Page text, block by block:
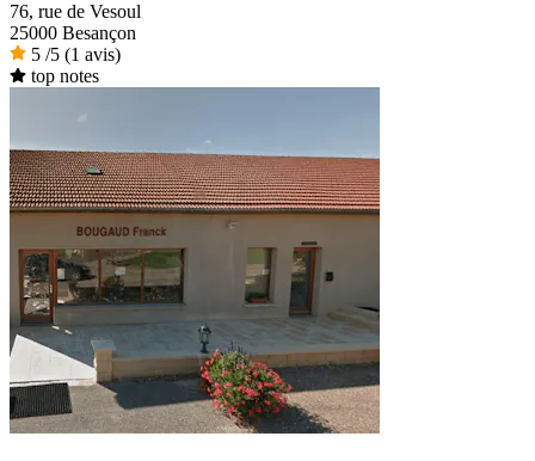
76, rue de Vesoul
25000 Besançon
5 /5 (1 avis)
top notes